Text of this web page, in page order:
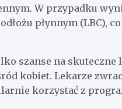
W przypadku
płynnym (LBC),
szanse na skuteczne
kobiet. Lekarze
korzystać z